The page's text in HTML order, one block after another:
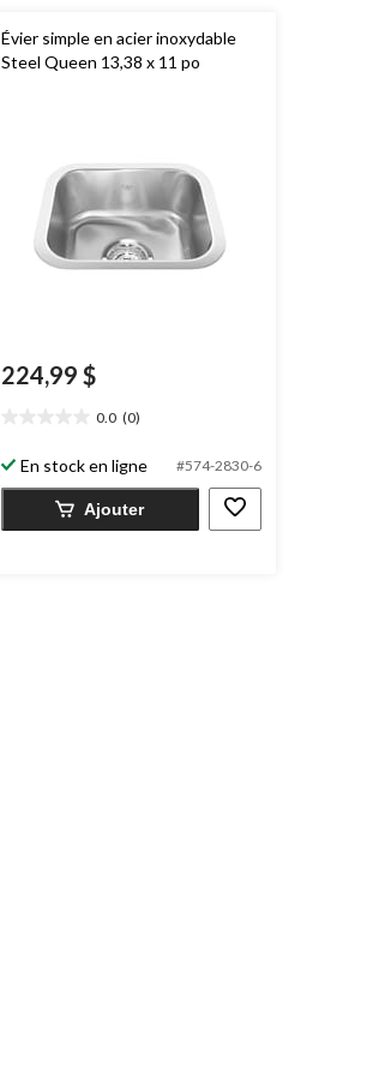
Évier simple en acier inoxydable
Steel Queen 13,38 x 11 po
224,99 $
0.0 (0)
sur
5.
En stock en ligne #574-2830-6
Ajouter